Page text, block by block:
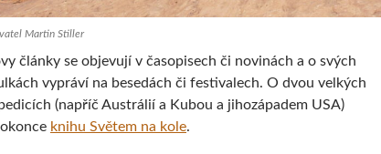
Martin Stiller
články se objevují v časopisech či novinách a o svých
vypráví na besedách či festivalech. O dvou velkých
(napříč Austrálií a Kubou a jihozápadem USA)
knihu Světem na kole.